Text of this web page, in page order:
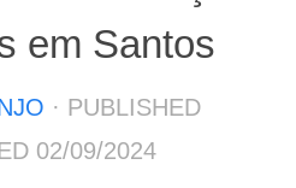
em Santos
· PUBLISHED
02/09/2024